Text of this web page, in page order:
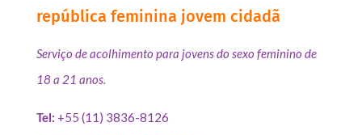
república feminina jovem cidadã
Serviço de acolhimento para jovens do sexo feminino de
18 a 21 anos.
Tel: +55 (11) 3836-8126